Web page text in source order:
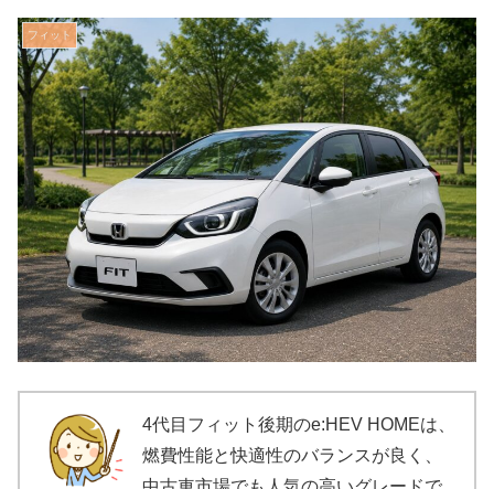
フィット
4代目フィット後期のe:HEV HOMEは、
燃費性能と快適性のバランスが良く、